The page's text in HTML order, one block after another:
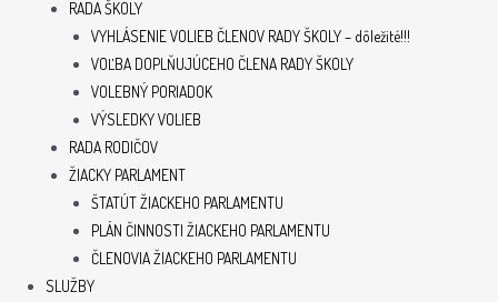
RADA ŠKOLY
VYHLÁSENIE VOLIEB ČLENOV RADY ŠKOLY – dôležité!!!
VOĽBA DOPLŇUJÚCEHO ČLENA RADY ŠKOLY
VOLEBNÝ PORIADOK
VÝSLEDKY VOLIEB
RADA RODIČOV
ŽIACKY PARLAMENT
ŠTATÚT ŽIACKEHO PARLAMENTU
PLÁN ČINNOSTI ŽIACKEHO PARLAMENTU
ČLENOVIA ŽIACKEHO PARLAMENTU
SLUŽBY